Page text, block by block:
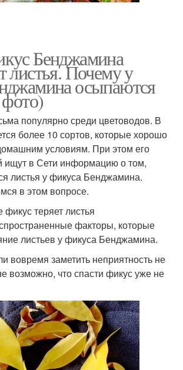
Бенджамина
листья. Почему у
осыпаются
популярно среди цветоводов. В
более 10 сортов, которые хорошо
условиям. При этом его
ищут в Сети информацию о том,
листья у фикуса Бенджамина.
в этом вопросе.
теряет листья
факторы, которые
листьев у фикуса Бенджамина.
вовремя заметить неприятность не
возможно, что спасти фикус уже не